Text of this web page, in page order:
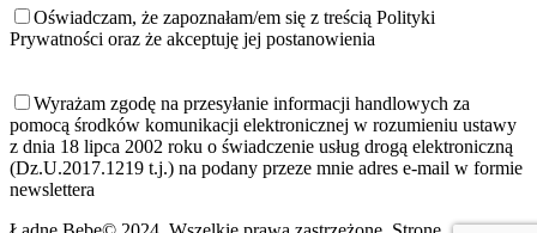
Oświadczam, że zapoznałam/em się z treścią Polityki
Prywatności oraz że akceptuję jej postanowienia
Wyrażam zgodę na przesyłanie informacji handlowych za
pomocą środków komunikacji elektronicznej w rozumieniu ustawy
z dnia 18 lipca 2002 roku o świadczenie usług drogą elektroniczną
(Dz.U.2017.1219 t.j.) na podany przeze mnie adres e-mail w formie
newslettera